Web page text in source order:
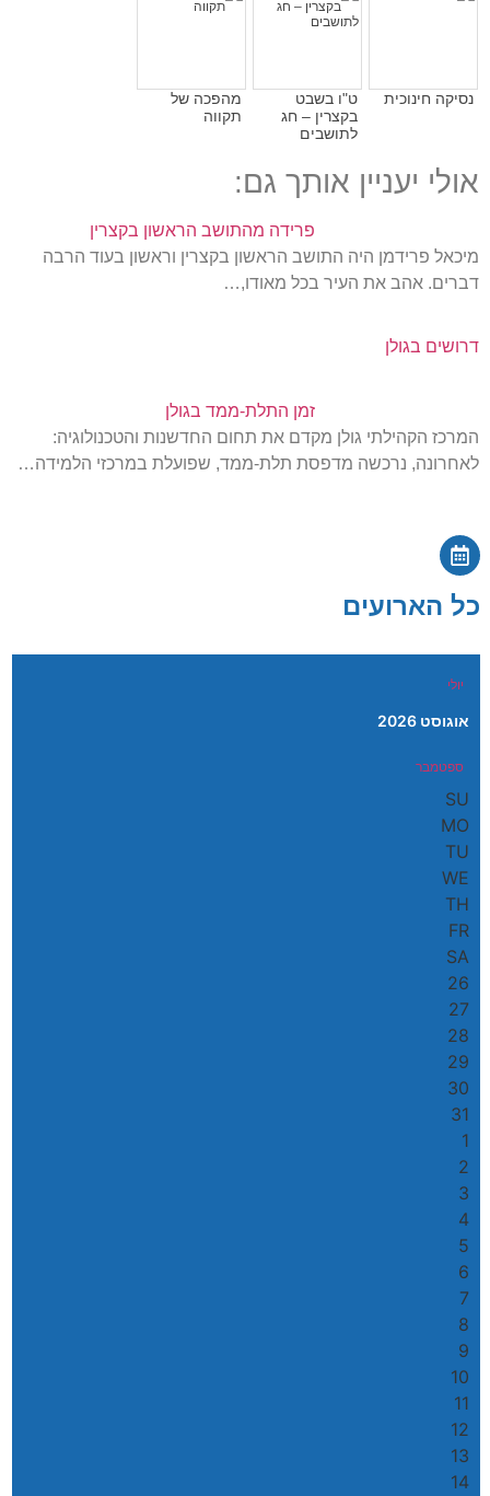
נסיקה חינוכית
ט"ו בשבט
בקצרין – חג
לתושבים
מהפכה של
תקווה
אולי יעניין אותך גם:
פרידה מהתושב הראשון בקצרין
מיכאל פרידמן היה התושב הראשון בקצרין וראשון בעוד הרבה
דברים. אהב את העיר בכל מאודו,…
דרושים בגולן
זמן התלת-ממד בגולן
המרכז הקהילתי גולן מקדם את תחום החדשנות והטכנולוגיה:
לאחרונה, נרכשה מדפסת תלת-ממד, שפועלת במרכזי הלמידה…
כל הארועים
יולי
אוגוסט 2026
ספטמבר
SU
MO
TU
WE
TH
FR
SA
26
27
28
29
30
31
1
2
3
4
5
6
7
8
9
10
11
12
13
14